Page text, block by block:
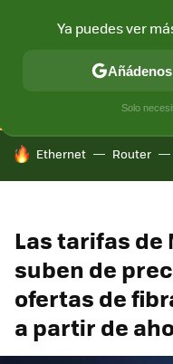
CONECTIVIDAD MÓVIL
HOY SE HABLA DE
Ethernet Router
Las tarifas de
suben de
ofertas de
a partir de
Ya puedes ver
Solo